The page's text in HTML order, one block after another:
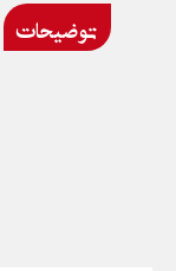
توضیحات